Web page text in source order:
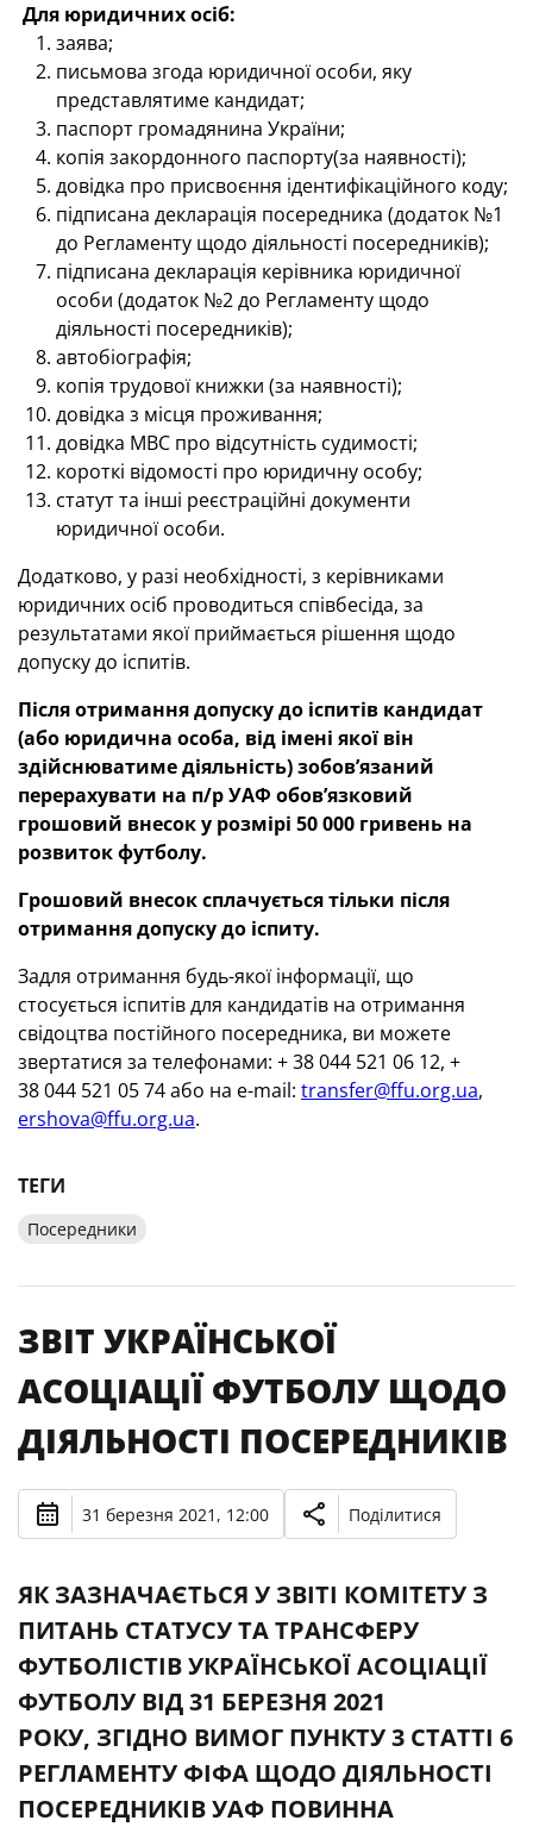
Для юридичних осіб:
заява;
письмова згода юридичної особи, яку
представлятиме кандидат;
паспорт громадянина України;
копія закордонного паспорту(за наявності);
довідка про присвоєння ідентифікаційного коду;
підписана декларація посередника (додаток №1
до Регламенту щодо діяльності посередників);
підписана декларація керівника юридичної
особи (додаток №2 до Регламенту щодо
діяльності посередників);
автобіографія;
копія трудової книжки (за наявності);
довідка з місця проживання;
довідка МВС про відсутність судимості;
короткі відомості про юридичну особу;
статут та інші реєстраційні документи
юридичної особи.
Додатково, у разі необхідності, з керівниками
юридичних осіб проводиться співбесіда, за
результатами якої приймається рішення щодо
допуску до іспитів.
Після отримання допуску до іспитів кандидат
(або юридична особа, від імені якої він
здійснюватиме діяльність) зобов’язаний
перерахувати на п/р УАФ обов’язковий
грошовий внесок у розмірі 50 000 гривень на
розвиток футболу.
Грошовий внесок сплачується тільки після
отримання допуску до іспиту.
Задля отримання будь-якої інформації, що
стосується іспитів для кандидатів на отримання
свідоцтва постійного посередника, ви можете
звертатися за телефонами: + 38 044 521 06 12, +
38 044 521 05 74 або на e-mail: transfer@ffu.org.ua,
ershova@ffu.org.ua.
ТЕГИ
Посередники
ЗВІТ УКРАЇНСЬКОЇ
АСОЦІАЦІЇ ФУТБОЛУ ЩОДО
ДІЯЛЬНОСТІ ПОСЕРЕДНИКІВ
31 березня 2021, 12:00 Поділитися
ЯК ЗАЗНАЧАЄТЬСЯ У ЗВІТІ КОМІТЕТУ З
ПИТАНЬ СТАТУСУ ТА ТРАНСФЕРУ
ФУТБОЛІСТІВ УКРАЇНСЬКОЇ АСОЦІАЦІЇ
ФУТБОЛУ ВІД 31 БЕРЕЗНЯ 2021
РОКУ, ЗГІДНО ВИМОГ ПУНКТУ 3 СТАТТІ 6
РЕГЛАМЕНТУ ФІФА ЩОДО ДІЯЛЬНОСТІ
ПОСЕРЕДНИКІВ УАФ ПОВИННА